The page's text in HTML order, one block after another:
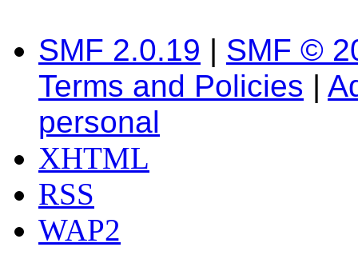
SMF 2.0.19 | SMF ©
Terms and Policies |
personal
XHTML
RSS
WAP2